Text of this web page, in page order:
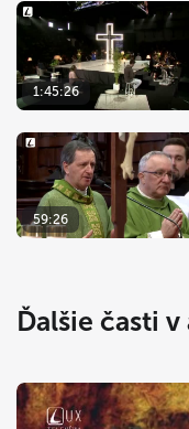
1:45:26
59:26
Ďalšie časti